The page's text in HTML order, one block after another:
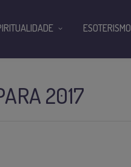
2017
ESOTERISMO